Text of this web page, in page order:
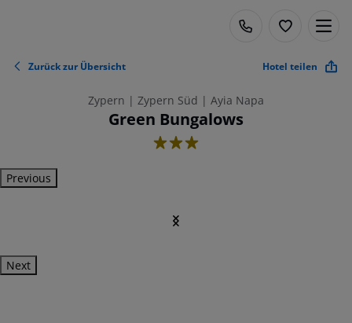
Zurück zur Übersicht Hotel teilen
Zypern | Zypern Süd | Ayia Napa
Green Bungalows
3
Previous
Next